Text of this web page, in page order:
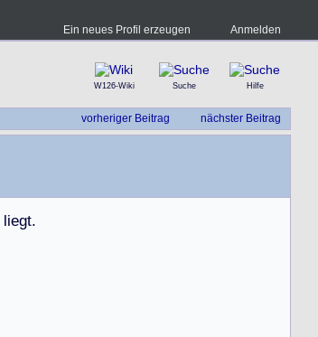
Ein neues Profil erzeugen Anmelden
W126-Wiki Suche Hilfe
vorheriger Beitrag nächster Beitrag
liegt.